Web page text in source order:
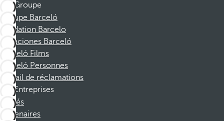
Groupe
Groupe Barceló
Fondation Barcelo
Vacaciones Barceló
Barceló Films
Barceló Personnes
Portail de réclamations
Entreprises
Affiliés
Partenaires